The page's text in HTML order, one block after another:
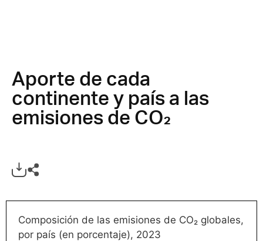
Aporte de cada
continente y país a las
emisiones de CO₂
Composición de las emisiones de CO₂ globales,
por país (en porcentaje), 2023